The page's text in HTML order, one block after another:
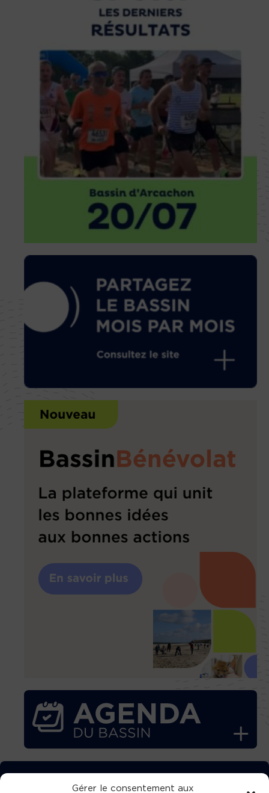
Gérer le consentement aux
TÉLÉCHARGEZ GRATUITEMENT